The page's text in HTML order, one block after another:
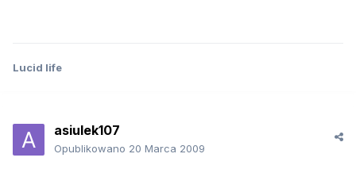
Lucid life
asiulek107
Opublikowano 20 Marca 2009